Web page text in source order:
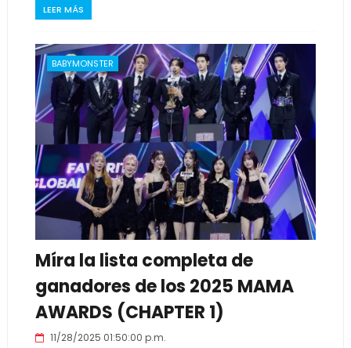
LEER MÁS
BABYMONSTER
Míra la lista completa de
ganadores de los 2025 MAMA
AWARDS (CHAPTER 1)
11/28/2025 01:50:00 p.m.